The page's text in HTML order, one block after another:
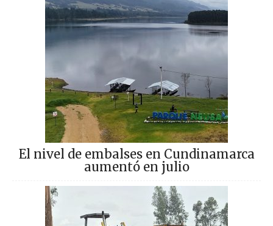
El nivel de embalses en Cundinamarca
aumentó en julio